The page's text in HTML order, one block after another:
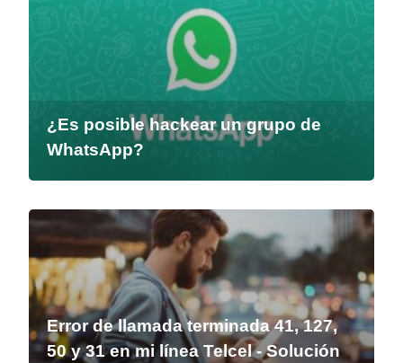
¿Es posible hackear un grupo de
WhatsApp?
Error de llamada terminada 41, 127,
50 y 31 en mi línea Telcel - Solución